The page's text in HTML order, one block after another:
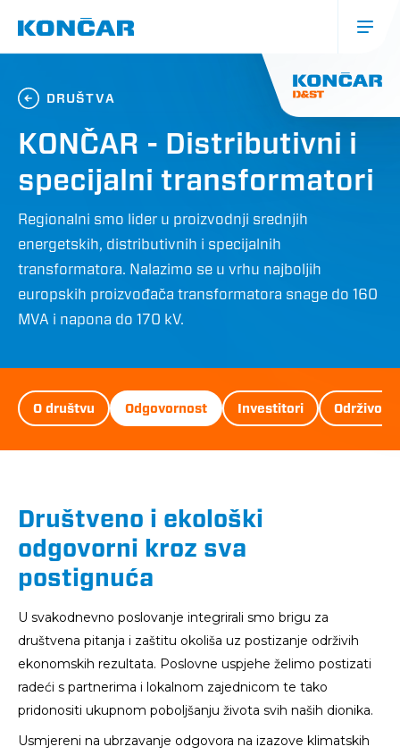
sadržaj
navigacija
(mobile)
DRUŠTVA
KONČAR - Distributivni i
specijalni transformatori
Regionalni smo lider u proizvodnji srednjih
energetskih, distributivnih i specijalnih
transformatora. Nalazimo se u vrhu najboljih
europskih proizvođača transformatora snage do 160
MVA i napona do 170 kV.
D&ST
Menu
O društvu Odgovornost Investitori Održivost
Društveno i ekološki
odgovorni kroz sva
postignuća
U svakodnevno poslovanje integrirali smo brigu za
društvena pitanja i zaštitu okoliša uz postizanje održivih
ekonomskih rezultata. Poslovne uspjehe želimo postizati
radeći s partnerima i lokalnom zajednicom te tako
pridonositi ukupnom poboljšanju života svih naših dionika.
Usmjereni na ubrzavanje odgovora na izazove klimatskih